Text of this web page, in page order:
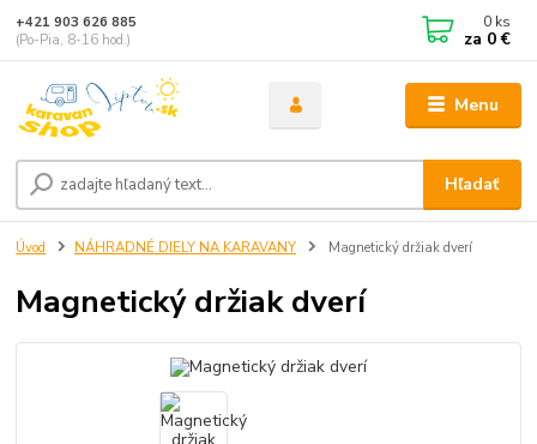
Menu
Hľadať
+421 903 626 885
(Po-Pia, 8-16 hod.)
0 ks
za 0 €
Úvod NÁHRADNÉ DIELY NA KARAVANY Magnetický držiak dverí
Magnetický držiak dverí